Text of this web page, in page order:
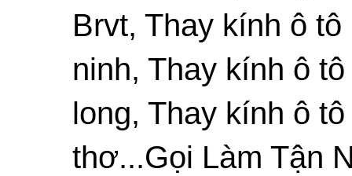
Brvt, Thay kính ô
ninh, Thay kính ô
long, Thay kính ô
thơ...Gọi Làm Tận